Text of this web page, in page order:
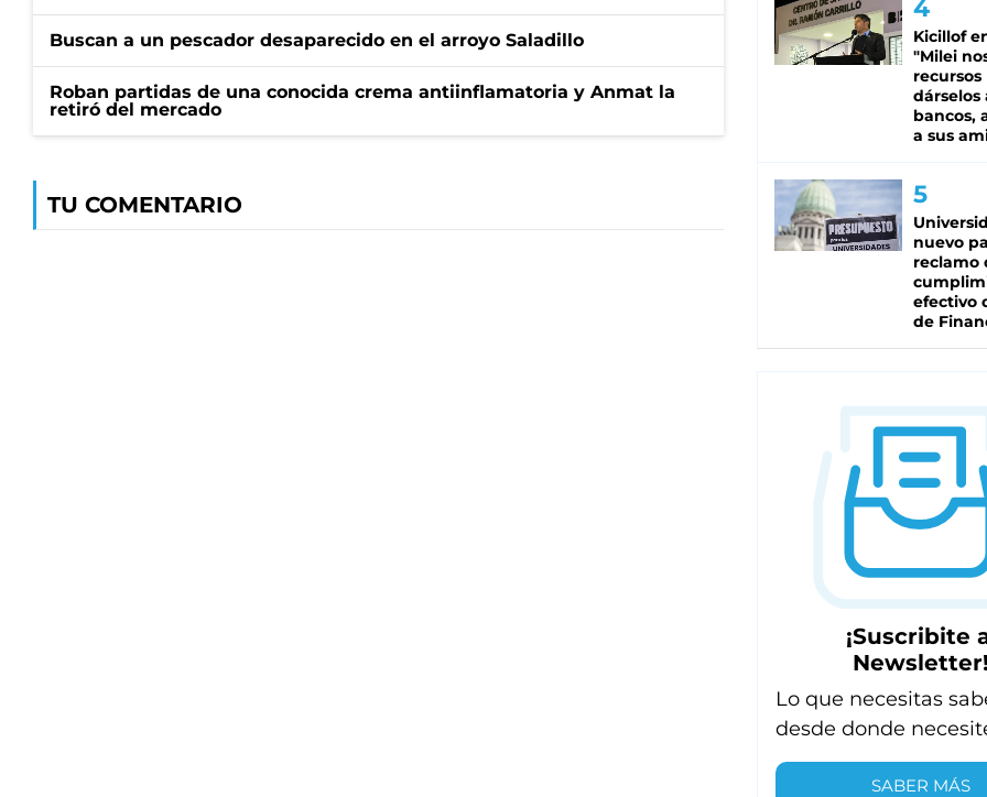
Buscan a un pescador desaparecido en el arroyo Saladillo
Roban partidas de una conocida crema antiinflamatoria y Anmat la
retiró del mercado
TU COMENTARIO
Kicillof
"Milei
recursos
dárselos
bancos,
a sus
nuevo
reclamo
efectivo
de
¡Suscribite
Newsletter!
Lo que necesitas
desde donde
SABER MÁS